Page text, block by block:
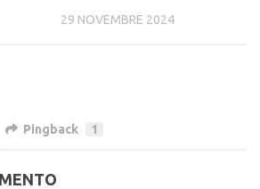
29 NOVEMBRE 2024
Pingback 1